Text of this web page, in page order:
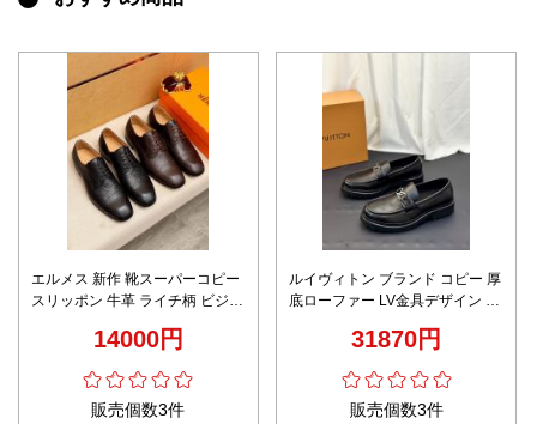
エルメス 新作 靴スーパーコピー
スリッポン 牛革 ライチ柄 ビジネ
ズ ブラック14000円
販売個数3件
ルイヴィトン ブランド コピー 厚
底ローファー LV金具デザイン 上
31870円
販売個数3件